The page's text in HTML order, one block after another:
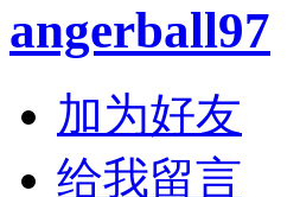
angerball97
加为好友
给我留言